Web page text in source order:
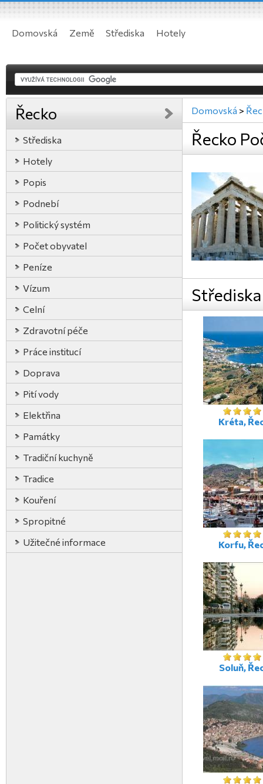
Domovská Země Střediska Hotely
Řecko
Střediska
Hotely
Popis
Podnebí
Politický systém
Počet obyvatel
Peníze
Vízum
Celní
Zdravotní péče
Práce institucí
Doprava
Pití vody
Elektřina
Památky
Tradiční kuchyně
Tradice
Kouření
Spropitné
Užitečné informace
Domovská >
Řecko
Střediska
Kréta,
Korfu,
Soluň,